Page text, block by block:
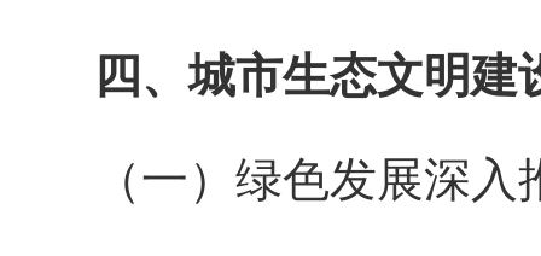
四、城市生态文明
（一）绿色发展深